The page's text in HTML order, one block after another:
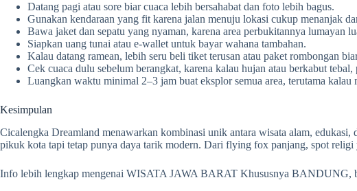
Datang pagi atau sore biar cuaca lebih bersahabat dan foto lebih bagus.
Gunakan kendaraan yang fit karena jalan menuju lokasi cukup menanjak
Bawa jaket dan sepatu yang nyaman, karena area perbukitannya lumayan
Siapkan uang tunai atau e-wallet untuk bayar wahana tambahan.
Kalau datang ramean, lebih seru beli tiket terusan atau paket rombongan
Cek cuaca dulu sebelum berangkat, karena kalau hujan atau berkabut tebal,
Luangkan waktu minimal 2–3 jam buat eksplor semua area, terutama kalau
Kesimpulan
Cicalengka Dreamland menawarkan kombinasi unik antara wisata alam,
pikuk kota tapi tetap punya daya tarik modern. Dari flying fox panjang, spot
Info lebih lengkap mengenai WISATA JAWA BARAT Khususnya BANDUNG,